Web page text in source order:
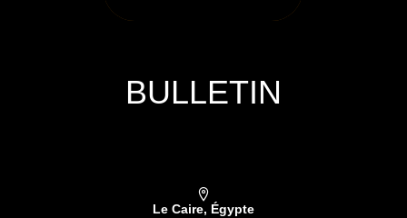
BULLETIN
Le Caire, Égypte